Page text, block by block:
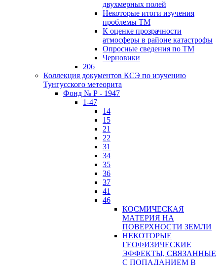
двухмерных полей
Некоторые итоги изучения
проблемы ТМ
К оценке прозрачности
атмосферы в районе катастрофы
Опросные сведения по ТМ
Черновики
206
Коллекция документов КСЭ по изучению
Тунгусского метеорита
Фонд № Р - 1947
1-47
14
15
21
22
31
34
35
36
37
41
46
КОСМИЧЕСКАЯ
МАТЕРИЯ НА
ПОВЕРХНОСТИ ЗЕМЛИ
НЕКОТОРЫЕ
ГЕОФИЗИЧЕСКИЕ
ЭФФЕКТЫ, СВЯЗАННЫЕ
С ПОПАДАНИЕМ В